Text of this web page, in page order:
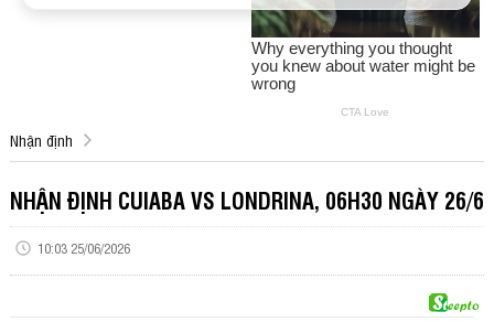
Nhận định
NHẬN ĐỊNH CUIABA VS LONDRINA, 06H30 NGÀY 26/6
10:03 25/06/2026